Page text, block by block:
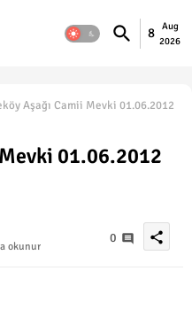
8
Aug
2026
Aşağı Camii Mevki 01.06.2012
01.06.2012
okunur
0 share